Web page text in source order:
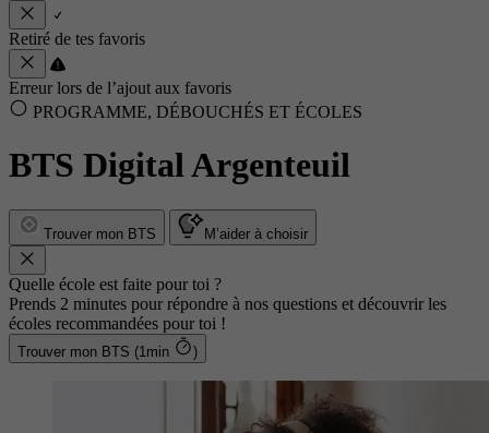
Retiré de tes favoris
Erreur lors de l’ajout aux favoris
PROGRAMME, DÉBOUCHÉS ET ÉCOLES
BTS Digital Argenteuil
Trouver mon BTS M’aider à choisir
Quelle école est faite pour toi ?
Prends 2 minutes pour répondre à nos questions et découvrir les
écoles recommandées pour toi !
Trouver mon BTS (1min )